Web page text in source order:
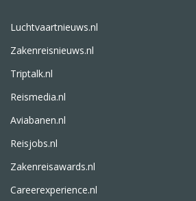
Luchtvaartnieuws.nl
Zakenreisnieuws.nl
Triptalk.nl
Reismedia.nl
Aviabanen.nl
Reisjobs.nl
Zakenreisawards.nl
Careerexperience.nl